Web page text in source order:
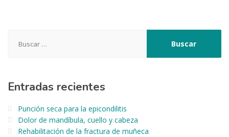
Entradas recientes
Punción seca para la epicondilitis
Dolor de mandíbula, cuello y cabeza
Rehabilitación de la fractura de muñeca